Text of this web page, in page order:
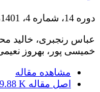
دوره 14، شماره 4، 1401، صفحه
عباس رنجبری، خالید
خمیسی پور، بهروز
مشاهده مقاله
اصل مقاله K